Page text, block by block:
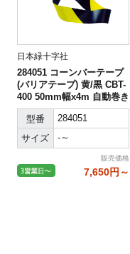
日本緑十字社
284051 コーンバーテープ
(バリアテープ) 黄/黒 CBT-
400 50mm幅x4m 自動巻き
型番
284051
サイズ
-～
販売価格
7,650円～